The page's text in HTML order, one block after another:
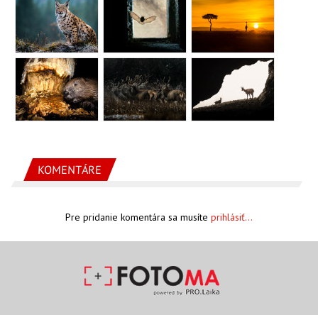
KOMENTÁRE
Pre pridanie komentára sa musíte prihlásiť...